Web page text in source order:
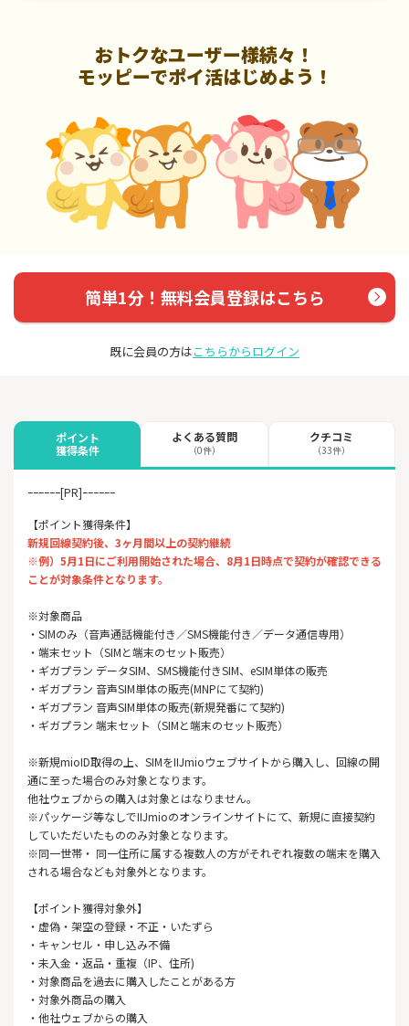
おトクなユーザー様続々！
モッピーでポイ活はじめよう！
簡単1分！無料会員登録はこちら
既に会員の方はこちらからログイン
ポイント
獲得条件
よくある質問
（0件）
クチコミ
（33件）
ｰｰｰｰｰｰ[PR]ｰｰｰｰｰｰ
【ポイント獲得条件】
新規回線契約後、3ヶ月間以上の契約継続
※例）5月1日にご利用開始された場合、8月1日時点で契約が確認できる
ことが対象条件となります。
※対象商品
・SIMのみ（音声通話機能付き／SMS機能付き／データ通信専用）
・端末セット（SIMと端末のセット販売）
・ギガプラン データSIM、SMS機能付きSIM、eSIM単体の販売
・ギガプラン 音声SIM単体の販売(MNPにて契約)
・ギガプラン 音声SIM単体の販売(新規発番にて契約)
・ギガプラン 端末セット（SIMと端末のセット販売）
※新規mioID取得の上、SIMをIIJmioウェブサイトから購入し、回線の開
通に至った場合のみ対象となります。
他社ウェブからの購入は対象とはなりません。
※パッケージ等なしでIIJmioのオンラインサイトにて、新規に直接契約
していただいたもののみ対象となります。
※同一世帯・ 同一住所に属する複数人の方がそれぞれ複数の端末を購入
される場合なども対象外となります。
【ポイント獲得対象外】
・虚偽・架空の登録・不正・いたずら
・キャンセル・申し込み不備
・未入金・返品・重複（IP、住所)
・対象商品を過去に購入したことがある方
・対象外商品の購入
・他社ウェブからの購入